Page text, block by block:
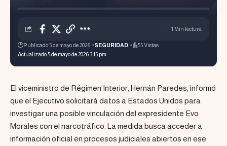
Actualizado 5 de mayo de 2026 3:15 pm
Publicado 5 de mayo de 2026 SEGURIDAD 55 Vistas
1 Min lectura
El viceministro de Régimen Interior, Hernán Paredes, informó
que el Ejecutivo solicitará datos a Estados Unidos para
investigar una posible vinculación del expresidente Evo
Morales con el narcotráfico. La medida busca acceder a
información oficial en procesos judiciales abiertos en ese